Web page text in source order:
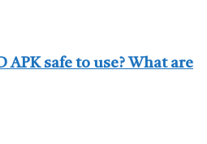
APK safe to use? What are